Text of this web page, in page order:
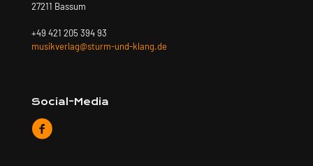
27211 Bassum
+49 421 205 394 93
musikverlag@sturm-und-klang.de
Social-Media